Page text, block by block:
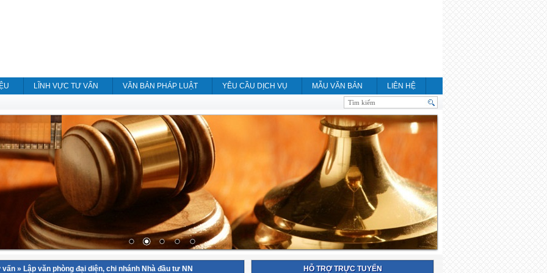
LĨNH VỰC TƯ VẤN VĂN BẢN PHÁP LUẬT YÊU CẦU DỊCH VỤ MẪU VĂN BẢN
LIÊN HỆ
vấn » Lập văn phòng đại diện, chi nhánh Nhà đầu tư NN HỖ TRỢ TRỰC TUYẾN